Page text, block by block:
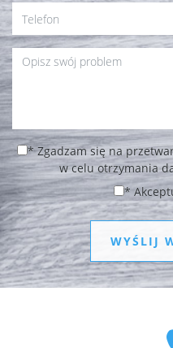
*Zgadzam się na
w celu otrzymania
*
WYŚLIJ